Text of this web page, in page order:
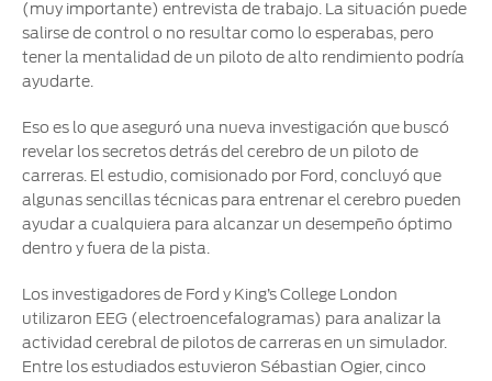
Accesorios
Vehículos
Comerciales
Descubre
Tu Ford
Localiza un
Distribuidor
Precio de
Programa de
Mantenimiento
Vehículos
Comerciales
Motorcraft®
a
Revisión
en
Partes
Soporte
Técnico
Soporte
Técnico
SYNC®
(muy importante) entrevista de trabajo. La situación puede
salirse de control o no resultar como lo esperabas, pero
tener la mentalidad de un piloto de alto rendimiento podría
ayudarte.
Eso es lo que aseguró una nueva investigación que buscó
revelar los secretos detrás del cerebro de un piloto de
carreras. El estudio, comisionado por Ford, concluyó que
algunas sencillas técnicas para entrenar el cerebro pueden
ayudar a cualquiera para alcanzar un desempeño óptimo
dentro y fuera de la pista.
Los investigadores de Ford y King’s College London
utilizaron EEG (electroencefalogramas) para analizar la
actividad cerebral de pilotos de carreras en un simulador.
Entre los estudiados estuvieron Sébastian Ogier, cinco